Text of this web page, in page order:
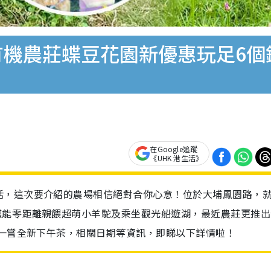
機農莊蝶豆花園新優惠玩足6
在Google追蹤
《UHK 港生活》
這次要介紹的農場相信絕對合你心意！位於大埔鳳園路，
零距離親餵超萌小羊駝及乘坐觀光船遊湖，最近農莊更推
全新下午茶，相關日期等資訊，即睇以下詳情啦！